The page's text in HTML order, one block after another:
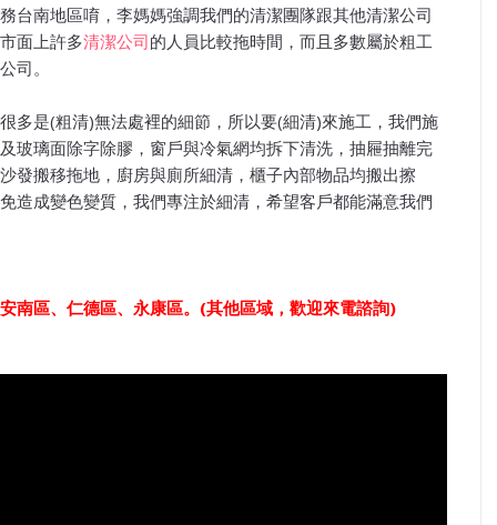
台南地區唷，李媽媽強調我們的清潔團隊跟其他清潔公司
面上許多清潔公司的人員比較拖時間，而且多數屬於粗工
司。
多是(粗清)無法處裡的細節，所以要(細清)來施工，我們施
玻璃面除字除膠，窗戶與冷氣網均拆下清洗，抽屜抽離完
發搬移拖地，廚房與廁所細清，櫃子內部物品均搬出擦
造成變色變質，我們專注於細清，希望客戶都能滿意我們
南區、仁德區、永康區。 (其他區域，歡迎來電諮詢)